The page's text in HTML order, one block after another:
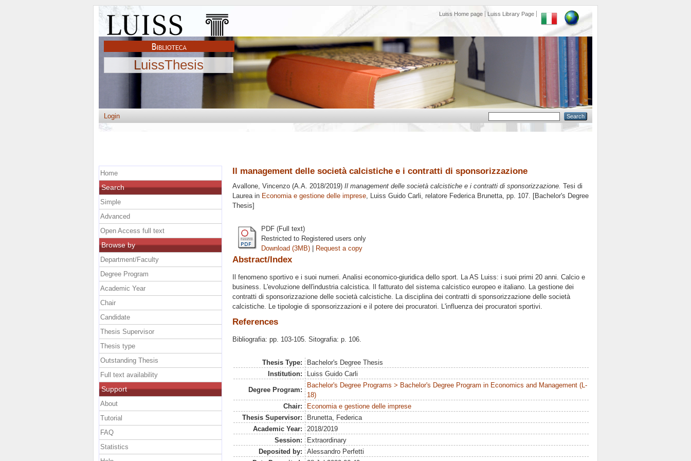
Luiss Home page Luiss Library Page
LuissThesis
Login
Il management delle società calcistiche e i contratti di sponsorizzazione
Avallone, Vincenzo (A.A. 2018/2019) Il management delle società calcistiche e i contratti di sponsorizzazione. Tesi di
Laurea in Economia e gestione delle imprese, Luiss Guido Carli, relatore Federica Brunetta, pp. 107. [Bachelor's Degree
Thesis]
PDF (Full text)
Restricted to Registered users only
Download (3MB) | Request a copy
Abstract/Index
Il fenomeno sportivo e i suoi numeri. Analisi economico-giuridica dello sport. La AS Luiss: i suoi primi 20 anni. Calcio e
business. L'evoluzione dell'industria calcistica. Il fatturato del sistema calcistico europeo e italiano. La gestione dei
contratti di sponsorizzazione delle società calcistiche. La disciplina dei contratti di sponsorizzazione delle società
calcistiche. Le tipologie di sponsorizzazioni e il potere dei procuratori. L'influenza dei procuratori sportivi.
References
Bibliografia: pp. 103-105. Sitografia: p. 106.
Thesis Type:
Bachelor's Degree Thesis
Institution:
Luiss Guido Carli
Degree Program:
Bachelor's Degree Programs > Bachelor's Degree Program in Economics and Management (L-
18)
Chair:
Economia e gestione delle imprese
Thesis Supervisor:
Brunetta, Federica
Academic Year:
2018/2019
Session:
Extraordinary
Deposited by:
Alessandro Perfetti
Home
Search
Simple
Advanced
Open Access full text
Browse by
Department/Faculty
Degree Program
Academic Year
Chair
Candidate
Thesis Supervisor
Thesis type
Outstanding Thesis
Full text availability
Support
About
Tutorial
FAQ
Statistics